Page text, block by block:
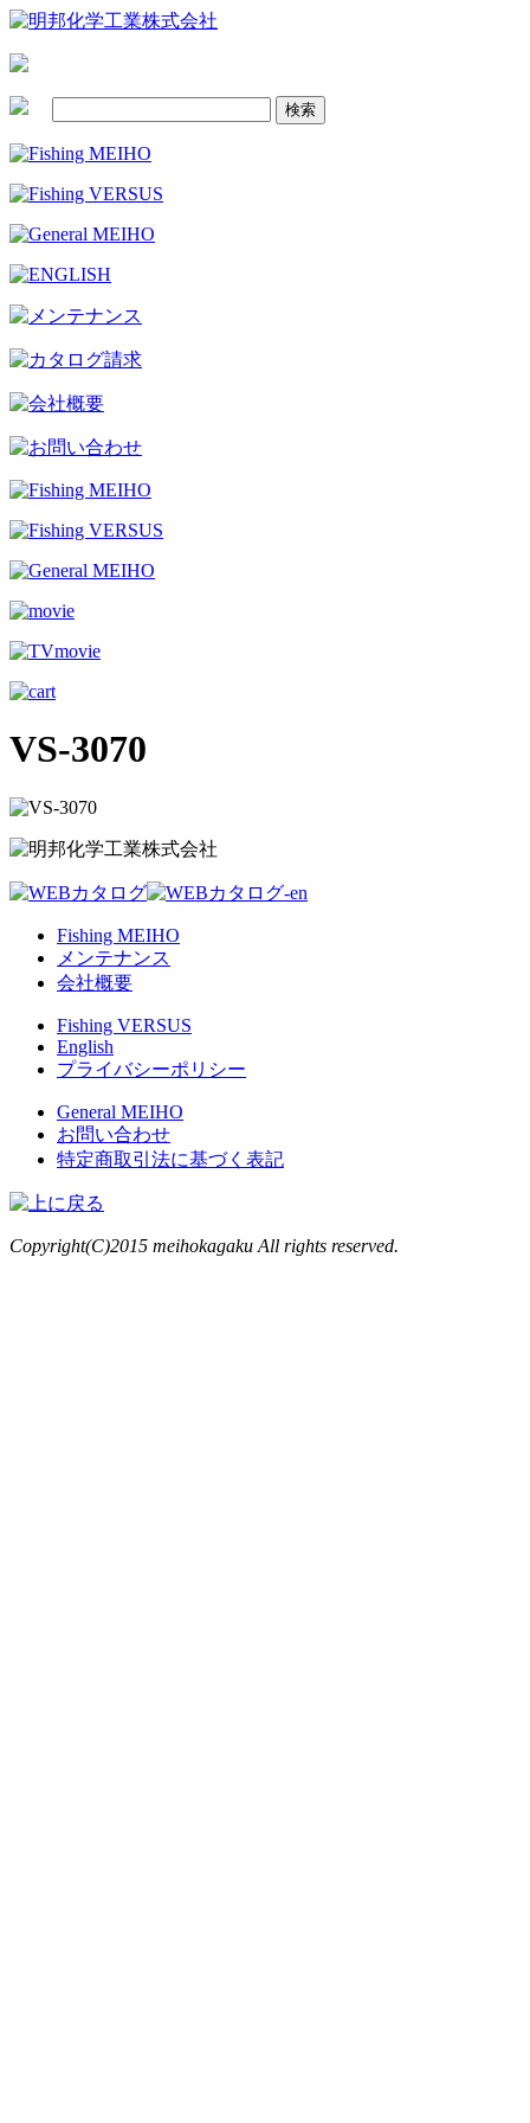
VS-3070
Fishing MEIHO
メンテナンス
会社概要
Fishing VERSUS
English
プライバシーポリシー
General MEIHO
お問い合わせ
特定商取引法に基づく表記
Copyright(C)2015 meihokagaku All rights reserved.